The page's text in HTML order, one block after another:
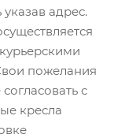
адрес.
пожелания
с
кресла